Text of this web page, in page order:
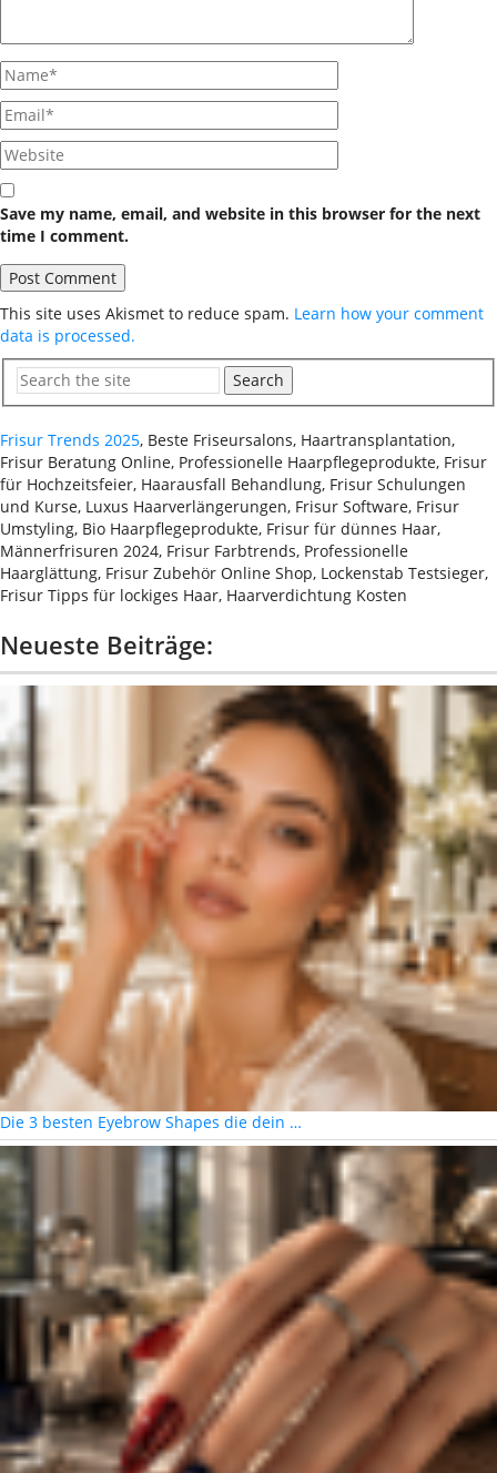
Save my name, email, and website in this browser for the next
time I comment.
This site uses Akismet to reduce spam. Learn how your comment
data is processed.
Search
Frisur Trends 2025, Beste Friseursalons, Haartransplantation,
Frisur Beratung Online, Professionelle Haarpflegeprodukte, Frisur
für Hochzeitsfeier, Haarausfall Behandlung, Frisur Schulungen
und Kurse, Luxus Haarverlängerungen, Frisur Software, Frisur
Umstyling, Bio Haarpflegeprodukte, Frisur für dünnes Haar,
Männerfrisuren 2024, Frisur Farbtrends, Professionelle
Haarglättung, Frisur Zubehör Online Shop, Lockenstab Testsieger,
Frisur Tipps für lockiges Haar, Haarverdichtung Kosten
Neueste Beiträge:
Die 3 besten Eyebrow Shapes die dein …